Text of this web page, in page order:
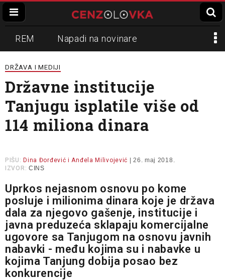
REM Napadi na novinare
Zvučni top
Propaganda Lokalni mediji
Informer Slavko Ćuruvija
DRŽAVA I MEDIJI
Državne institucije
Tanjugu isplatile više od
114 miliona dinara
PIŠU: Dina Đorđević i Anđela Milivojević | 26. maj 2018.
IZVOR: CINS
Uprkos nejasnom osnovu po kome
posluje i milionima dinara koje je država
dala za njegovo gašenje, institucije i
javna preduzeća sklapaju komercijalne
ugovore sa Tanjugom na osnovu javnih
nabavki - među kojima su i nabavke u
kojima Tanjung dobija posao bez
konkurencije